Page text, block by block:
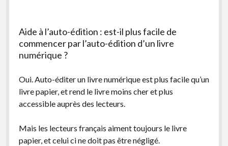
Aide à l’auto-édition : est-il plus facile de
commencer par l’auto-édition d’un livre
numérique ?
Oui. Auto-éditer un livre numérique est plus facile qu’un
livre papier, et rend le livre moins cher et plus
accessible auprès des lecteurs.
Mais les lecteurs français aiment toujours le livre
papier, et celui ci ne doit pas être négligé.